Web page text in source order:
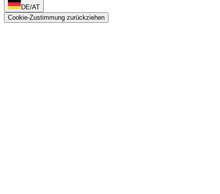
DE/AT
Cookie-Zustimmung zurückziehen